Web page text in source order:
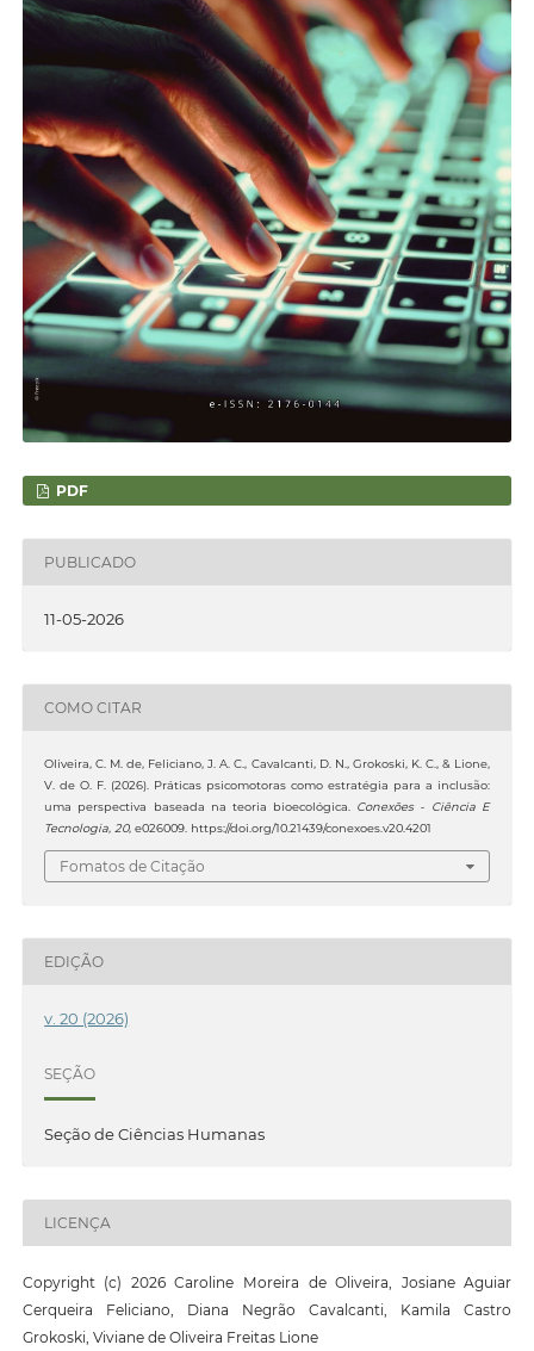
PDF
PUBLICADO
11-05-2026
COMO CITAR
Oliveira, C. M. de, Feliciano, J. A. C., Cavalcanti, D. N., Grokoski, K. C., & Lione,
V. de O. F. (2026). Práticas psicomotoras como estratégia para a inclusão:
uma perspectiva baseada na teoria bioecológica. Conexões - Ciência E
Tecnologia, 20, e026009. https://doi.org/10.21439/conexoes.v20.4201
Fomatos de Citação
EDIÇÃO
v. 20 (2026)
SEÇÃO
Seção de Ciências Humanas
LICENÇA
Copyright (c) 2026 Caroline Moreira de Oliveira, Josiane Aguiar
Cerqueira Feliciano, Diana Negrão Cavalcanti, Kamila Castro
Grokoski, Viviane de Oliveira Freitas Lione